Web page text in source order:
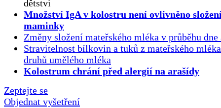
dětství
Množství IgA v kolostru není ovlivněno
maminky
Změny složení mateřského mléka v průběhu dne
Stravitelnost bílkovin a tuků z mateřského
druhů umělého mléka
Kolostrum chrání před alergií na arašídy
Zeptejte se
Objednat vyšetření